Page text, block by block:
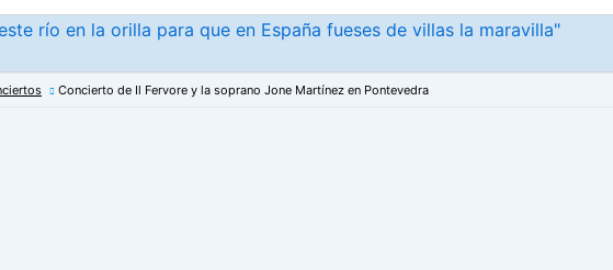
río en la orilla para que en España fueses de villas la maravilla"
Concierto de Il Fervore y la soprano Jone Martínez en Pontevedra